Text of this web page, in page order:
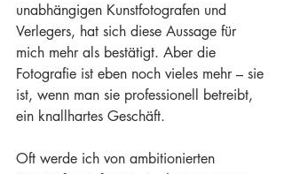
unabhängigen Kunstfotografen und
Verlegers, hat sich diese Aussage für
mich mehr als bestätigt. Aber die
Fotografie ist eben noch vieles mehr – sie
ist, wenn man sie professionell betreibt,
ein knallhartes Geschäft.
Oft werde ich von ambitionierten